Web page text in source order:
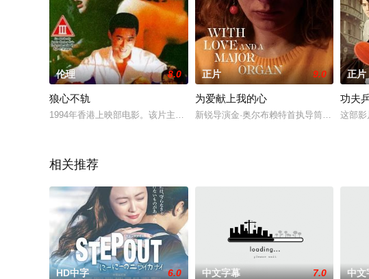
伦理 8.0
狼心不轨
1994年香港上映部电影。该片主要讲述David游走在几个女人之间，玩弄情感，
正片 9.0
为爱献上我的心
新锐导演金·奥尔布赖特首执导筒，描述提
正片
功夫
这部影
相关推荐
HD中字 6.0 中文字幕 7.0 中文